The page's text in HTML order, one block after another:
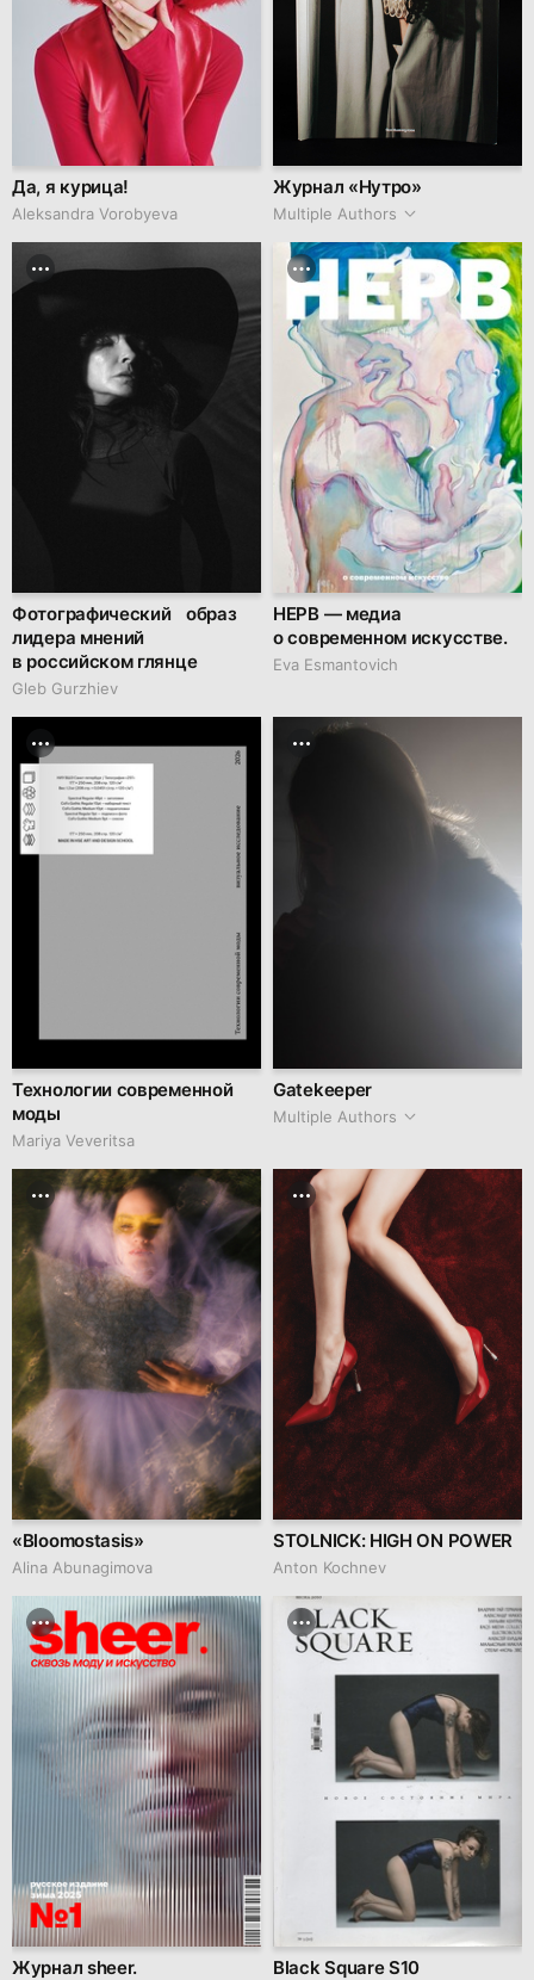
Да, я курица!
Aleksandra Vorobyeva
Журнал «Нутро»
Multiple Authors
Фотографический образ
лидера мнений
в российском глянце
Gleb Gurzhiev
НЕРВ — медиа
о современном искусстве.
Eva Esmantovich
Технологии современной
моды
Mariya Veveritsa
Gatekeeper
Multiple Authors
«Bloomostasis»
Alina Abunagimova
STOLNICK: HIGH ON POWER
Anton Kochnev
Журнал sheer. Black Square S10